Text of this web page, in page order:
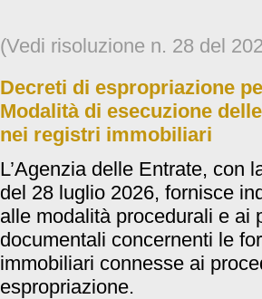
(Vedi risoluzione n. 28 del
Decreti di espropriazione
Modalità di esecuzione
nei registri immobiliari
L’Agenzia delle Entrate, con
del 28 luglio 2026, fornisce
alle modalità procedurali e ai
documentali concernenti le
immobiliari connesse ai
espropriazione.